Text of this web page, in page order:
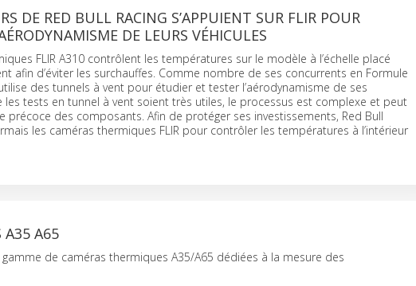
DE RED BULL RACING S’APPUIENT SUR FLIR POUR
DE LEURS VÉHICULES
FLIR A310 contrôlent les températures sur le modèle à l’échelle placé
afin d’éviter les surchauffes. Comme nombre de ses concurrents en Formule
des tunnels à vent pour étudier et tester l’aérodynamisme de ses
les tests en tunnel à vent soient très utiles, le processus est complexe et peut
précoce des composants. Afin de protéger ses investissements, Red Bull
les caméras thermiques FLIR pour contrôler les températures à l’intérieur
A35 A65
gamme de caméras thermiques A35/A65 dédiées à la mesure des